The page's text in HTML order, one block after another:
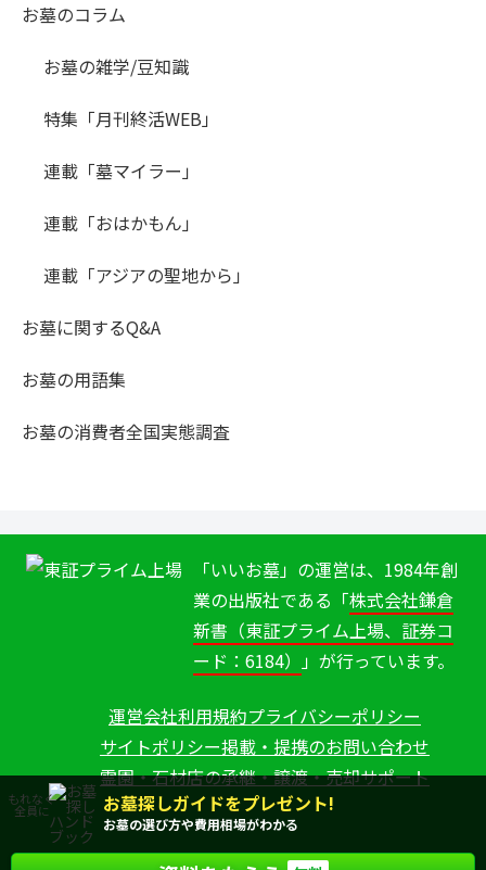
お墓のコラム
お墓の雑学/豆知識
特集「月刊終活WEB」
連載「墓マイラー」
連載「おはかもん」
連載「アジアの聖地から」
お墓に関するQ&A
お墓の用語集
お墓の消費者全国実態調査
もれなく
全員に お墓探しガイドをプレゼント!
お墓の選び方や費用相場がわかる
「いいお墓」の運営は、1984年創
業の出版社である「株式会社鎌倉
新書（東証プライム上場、証券コ
ード：6184） 」が行っています。
運営会社利用規約プライバシーポリシー
サイトポリシー掲載・提携のお問い合わせ
霊園・石材店の承継・譲渡・売却サポート